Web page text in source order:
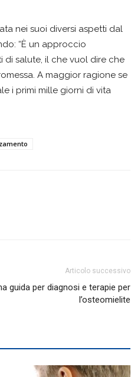
nei suoi diversi aspetti dal
“È un approccio
salute, il che vuol dire che
A maggior ragione se
i primi mille giorni di vita
Articolo successivo
guida per diagnosi e terapie per
l’osteomielite